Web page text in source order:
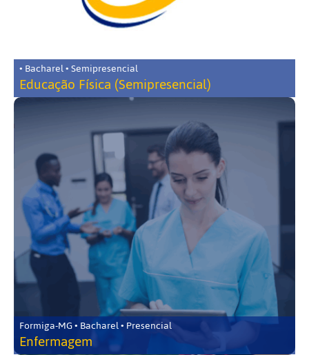
• Bacharel • Semipresencial
Educação Física (Semipresencial)
Formiga-MG • Bacharel • Presencial
Enfermagem